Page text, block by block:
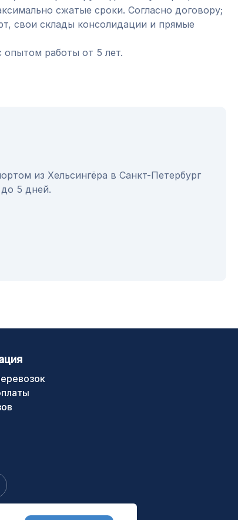
сжатые сроки. Согласно договору;
свои склады консолидации и прямые
работы от 5 лет.
из Хельсингёра в Санкт-Петербург
5 дней.